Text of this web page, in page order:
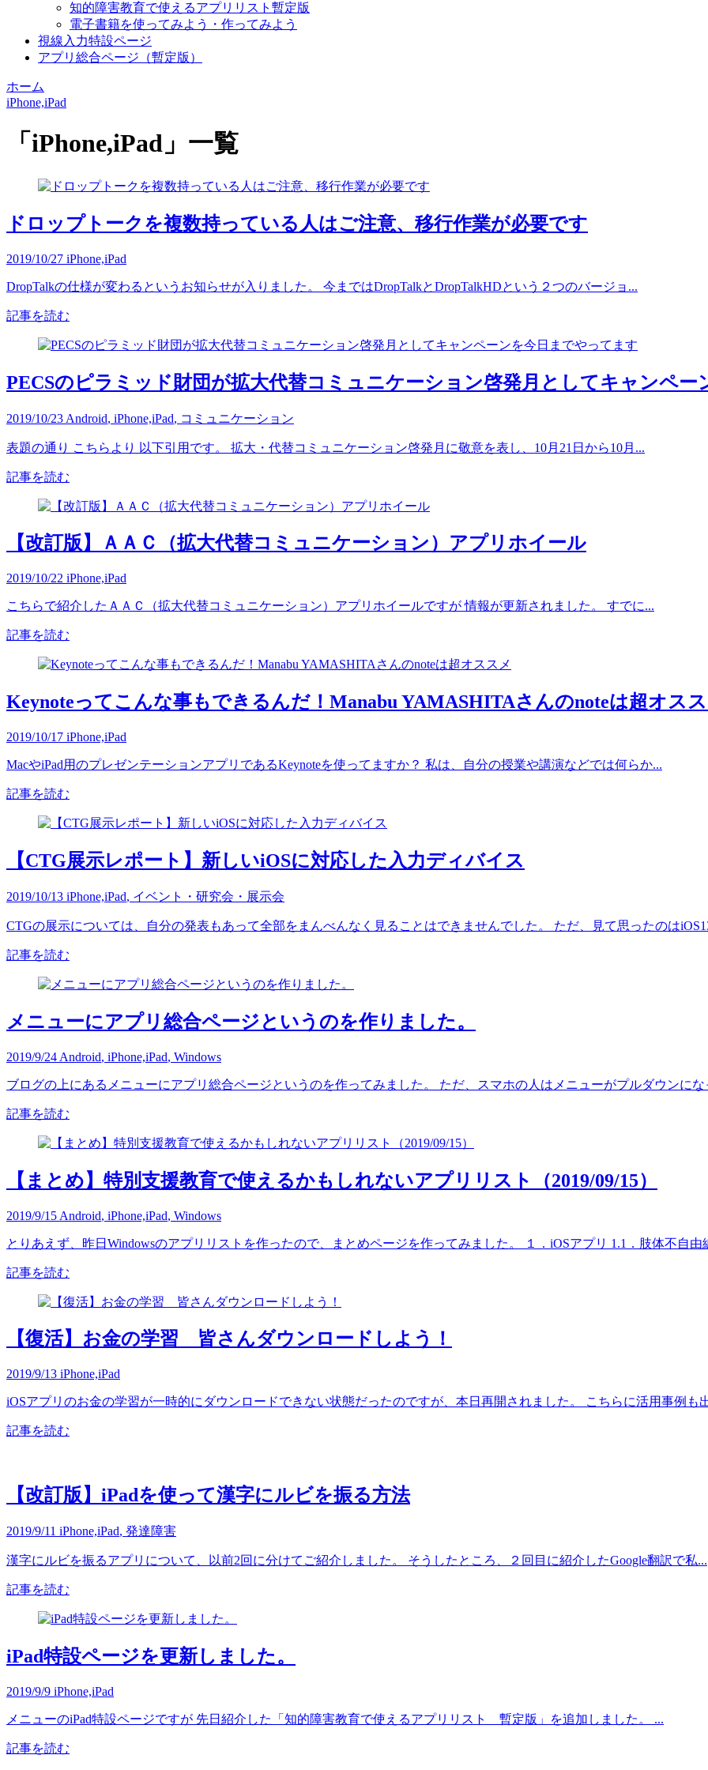
知的障害教育で使えるアプリリスト暫定版
電子書籍を使ってみよう・作ってみよう
視線入力特設ページ
アプリ総合ページ（暫定版）
ホーム
iPhone,iPad
「 iPhone,iPad 」 一覧
ドロップトークを複数持っている人はご注意、移行作業が必要です
2019/10/27 iPhone,iPad
DropTalkの仕様が変わるというお知らせが入りました。 今まではDropTalkとDropTalkHDという２つのバージョ...
記事を読む
PECSのピラミッド財団が拡大代替コミュニケーション啓発月としてキャンペー
2019/10/23 Android, iPhone,iPad, コミュニケーション
表題の通り こちらより 以下引用です。 拡大・代替コミュニケーション啓発月に敬意を表し、10月21日から10月...
記事を読む
【改訂版】ＡＡＣ（拡大代替コミュニケーション）アプリホイール
2019/10/22 iPhone,iPad
こちらで紹介したＡＡＣ（拡大代替コミュニケーション）アプリホイールですが 情報が更新されました。 すでに...
記事を読む
Keynoteってこんな事もできるんだ！Manabu YAMASHITAさんのnoteは超オス
2019/10/17 iPhone,iPad
MacやiPad用のプレゼンテーションアプリであるKeynoteを使ってますか？ 私は、自分の授業や講演などでは何らか...
記事を読む
【CTG展示レポート】新しいiOSに対応した入力ディバイス
2019/10/13 iPhone,iPad, イベント・研究会・展示会
CTGの展示については、自分の発表もあって全部をまんべんなく見ることはできませんでした。 ただ、見て思ったのは
記事を読む
メニューにアプリ総合ページというのを作りました。
2019/9/24 Android, iPhone,iPad, Windows
ブログの上にあるメニューにアプリ総合ページというのを作ってみました。 ただ、スマホの人はメニューがプルダウンにな
記事を読む
【まとめ】特別支援教育で使えるかもしれないアプリリスト（2019/09/15）
2019/9/15 Android, iPhone,iPad, Windows
とりあえず、昨日Windowsのアプリリストを作ったので、まとめページを作ってみました。 １．iOSアプリ 1.1．肢体不自由
記事を読む
【復活】お金の学習 皆さんダウンロードしよう！
2019/9/13 iPhone,iPad
iOSアプリのお金の学習が一時的にダウンロードできない状態だったのですが、本日再開されました。 こちらに活用事例も
記事を読む
【改訂版】iPadを使って漢字にルビを振る方法
2019/9/11 iPhone,iPad, 発達障害
漢字にルビを振るアプリについて、以前2回に分けてご紹介しました。 そうしたところ、２回目に紹介したGoogle翻訳で私...
記事を読む
iPad特設ページを更新しました。
2019/9/9 iPhone,iPad
メニューのiPad特設ページですが 先日紹介した「知的障害教育で使えるアプリリスト 暫定版」を追加しました。 ...
記事を読む